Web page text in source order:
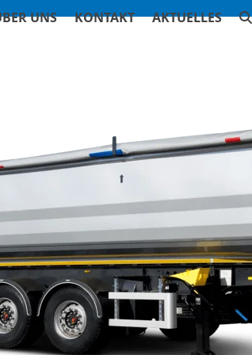
UNS KONTAKT AKTUELLES